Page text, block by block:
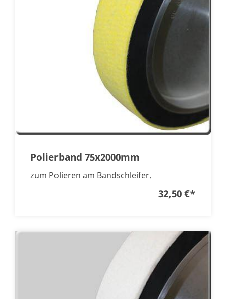
Polierband 75x2000mm
zum Polieren am Bandschleifer.
32,50 €*